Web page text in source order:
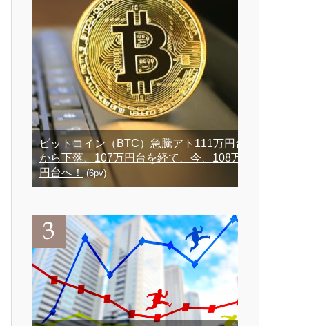
ビットコイン（BTC）急騰アト111万円台
から下落、107万円台を経て、今、108万
円台へ！(6pv)